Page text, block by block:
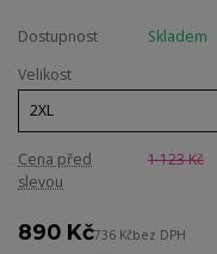
Dostupnost
Skladem
Velikost
Cena před
slevou
1 123 Kč
890 Kč736 Kčbez DPH